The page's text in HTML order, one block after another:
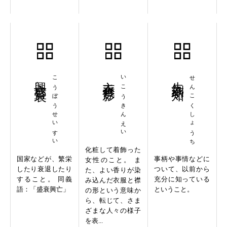
こうぼうせいすい
国家などが、繁栄
したり衰退したり
すること。 同義
語：「盛衰興亡」
いこうきんえい
化粧して着飾った
女性のこと。 ま
た、よい香りが染
み込んだ衣服と襟
の形という意味か
ら、転じて、さま
ざまな人々の様子
を表...
せんこくしょうち
事柄や事情などに
ついて、以前から
充分に知っている
ということ。